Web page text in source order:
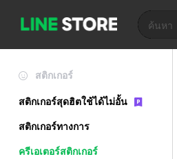
สติกเกอร์
สติกเกอร์สุดฮิตใช้ได้ไม่อั้น
สติกเกอร์ทางการ
ครีเอเตอร์สติกเกอร์